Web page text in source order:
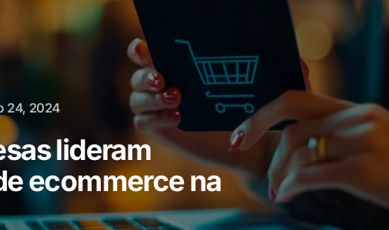
24, 2024
lideram
ecommerce na